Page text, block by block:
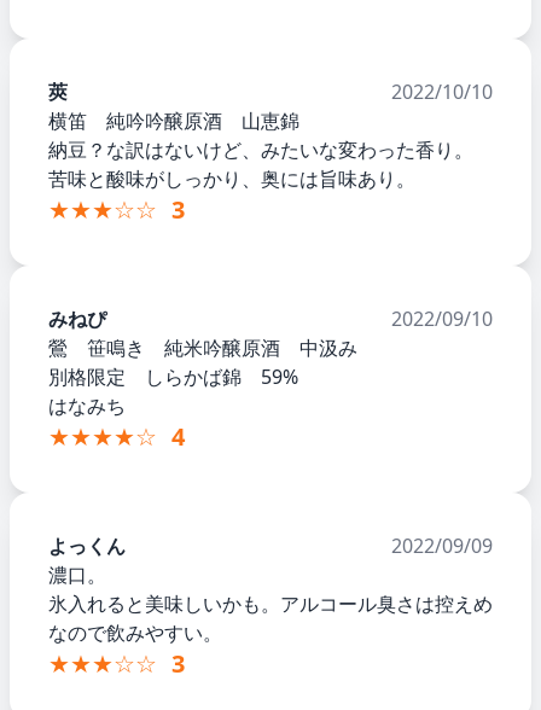
莢
2022/10/10
横笛 純吟吟醸原酒 山恵錦
納豆？な訳はないけど、みたいな変わった香り。
苦味と酸味がしっかり、奥には旨味あり。
★★★☆☆ 3
みねぴ
2022/09/10
鶯 笹鳴き 純米吟醸原酒 中汲み
別格限定 しらかば錦 59%
はなみち
★★★★☆ 4
よっくん
2022/09/09
濃口。
氷入れると美味しいかも。アルコール臭さは控えめ
なので飲みやすい。
★★★☆☆ 3